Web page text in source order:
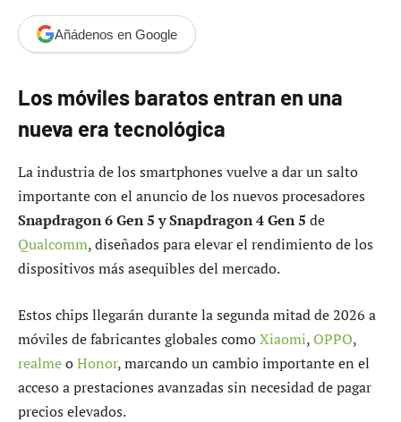
Añádenos en Google
Los móviles baratos entran en una
nueva era tecnológica
La industria de los smartphones vuelve a dar un salto
importante con el anuncio de los nuevos procesadores
Snapdragon 6 Gen 5 y Snapdragon 4 Gen 5 de
Qualcomm, diseñados para elevar el rendimiento de los
dispositivos más asequibles del mercado.
Estos chips llegarán durante la segunda mitad de 2026 a
móviles de fabricantes globales comoXiaomi,OPPO,
realmeoHonor, marcando un cambio importante en el
acceso a prestaciones avanzadas sin necesidad de pagar
precios elevados.